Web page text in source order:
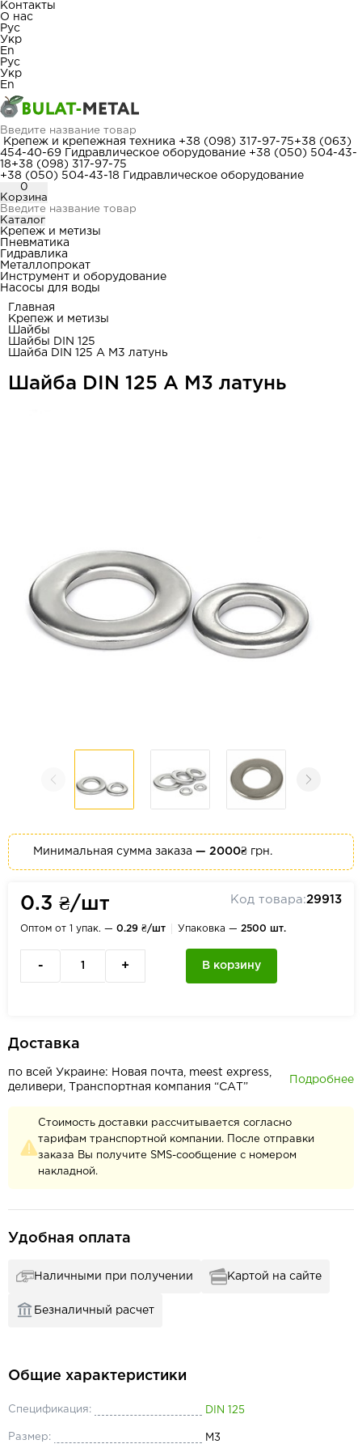
Контакты
О нас
Рус
Укр
En
Рус
Укр
En
Крепеж и крепежная техника +38 (098) 317-97-75+38 (063)
454-40-69
Гидравлическое оборудование +38 (050) 504-43-
18+38 (098) 317-97-75
+38 (050) 504-43-18
Гидравлическое оборудование
0
Корзина
Каталог
Крепеж и метизы
Пневматика
Гидравлика
Металлопрокат
Инструмент и оборудование
Насосы для воды
Главная
Крепеж и метизы
Шайбы
Шайбы DIN 125
Шайба DIN 125 A М3 латунь
Шайба DIN 125 A М3 латунь
Минимальная сумма заказа — 2000₴ грн.
0.3 ₴/шт Код товара:29913
Оптом от 1 упак. — 0.29 ₴/шт Упаковка — 2500 шт.
- + В корзину
Доставка
по всей Украине: Новая почта, meest express,
деливери, Транспортная компания “САТ”
Подробнее
Стоимость доставки рассчитывается согласно
тарифам транспортной компании. После отправки
заказа Вы получите SMS-сообщение с номером
накладной.
Удобная оплата
Наличными при получении Картой на сайте
Безналичный расчет
Общие характеристики
Спецификация: DIN 125
Размер: М3